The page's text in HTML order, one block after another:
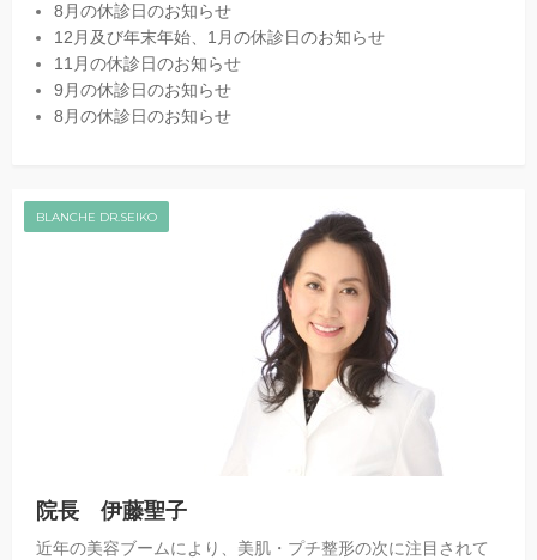
8月の休診日のお知らせ
12月及び年末年始、1月の休診日のお知らせ
11月の休診日のお知らせ
9月の休診日のお知らせ
8月の休診日のお知らせ
BLANCHE DR.SEIKO
院長 伊藤聖子
近年の美容ブームにより、美肌・プチ整形の次に注目されて